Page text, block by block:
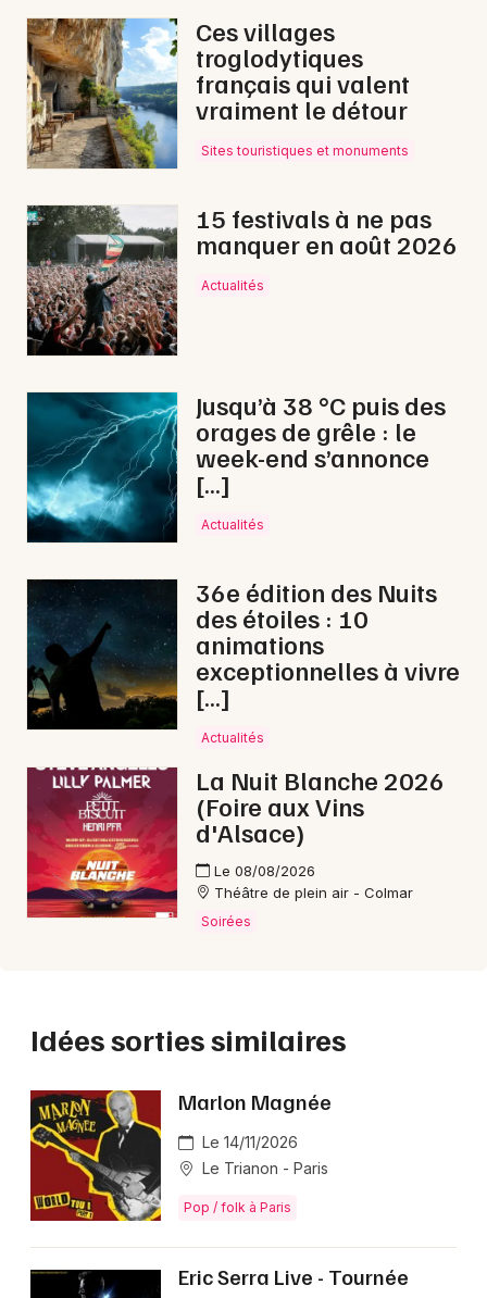
Je m'abonne
Ces villages
troglodytiques
français qui valent
vraiment le détour
Sites touristiques et monuments
15 festivals à ne pas
manquer en août 2026
Actualités
Jusqu’à 38 °C puis des
orages de grêle : le
week-end s’annonce
[…]
Actualités
36e édition des Nuits
des étoiles : 10
animations
exceptionnelles à vivre
[…]
Actualités
La Nuit Blanche 2026
(Foire aux Vins
d'Alsace)
Le 08/08/2026
Théâtre de plein air - Colmar
Soirées
Idées sorties similaires
Marlon Magnée
Le 14/11/2026
Le Trianon - Paris
Pop / folk à Paris
Eric Serra Live - Tournée